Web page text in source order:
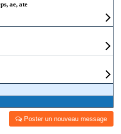
ae, ate
Poster un nouveau message